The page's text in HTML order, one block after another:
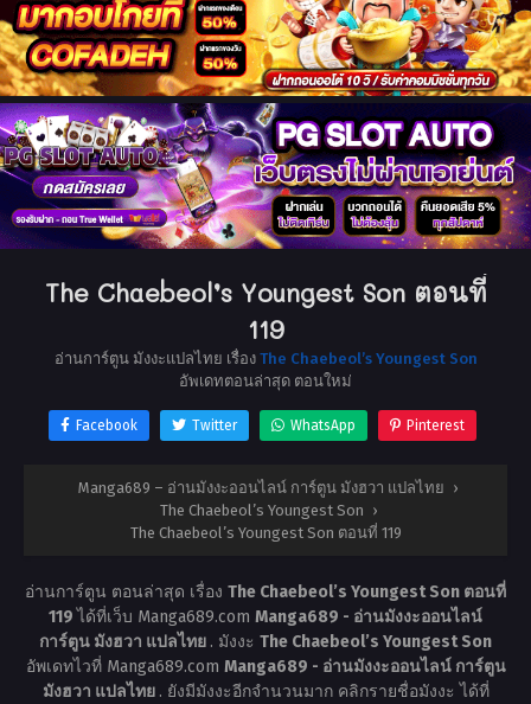
The Chaebeol’s Youngest Son ตอนที่
119
อ่านการ์ตูน มังงะแปลไทย เรื่อง The Chaebeol’s Youngest Son
อัพเดทตอนล่าสุด ตอนใหม่
Facebook Twitter WhatsApp Pinterest
Manga689 – อ่านมังงะออนไลน์ การ์ตูน มังฮวา แปลไทย ›
The Chaebeol’s Youngest Son ›
The Chaebeol’s Youngest Son ตอนที่ 119
อ่านการ์ตูน ตอนล่าสุด เรื่อง The Chaebeol’s Youngest Son ตอนที่
119ได้ที่เว็บ Manga689.com Manga689 - อ่านมังงะออนไลน์
การ์ตูน มังฮวา แปลไทย . มังงะ The Chaebeol’s Youngest Son
อัพเดทไวที่ Manga689.com Manga689 - อ่านมังงะออนไลน์ การ์ตูน
มังฮวา แปลไทย . ยังมีมังงะอีกจำนวนมาก คลิกรายชื่อมังงะ ได้ที่